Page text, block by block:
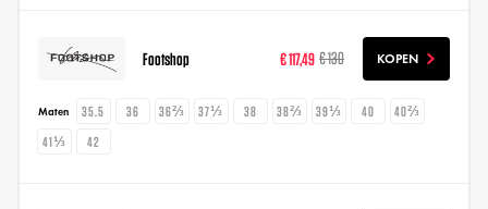
Footshop € 117,49 € 130 KOPEN
Maten 35.5 36 36⅔ 37⅓ 38 38⅔ 39⅓ 40
40⅔
41⅓
42